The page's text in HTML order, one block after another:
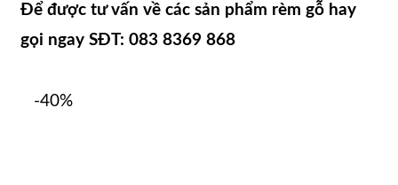
Để được tư vấn về các sản phẩm rèm gỗ hay
gọi ngay SĐT: 083 8369 868
-40%